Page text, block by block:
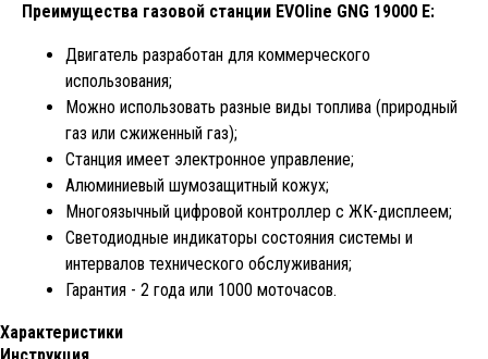
Преимущества газовой станции EVOline GNG 19000 E:
Двигатель разработан для коммерческого
использования;
Можно использовать разные виды топлива (природный
газ или сжиженный газ);
Станция имеет электронное управление;
Алюминиевый шумозащитный кожух;
Многоязычный цифровой контроллер с ЖК-дисплеем;
Светодиодные индикаторы состояния системы и
интервалов технического обслуживания;
Гарантия - 2 года или 1000 моточасов.
Характеристики